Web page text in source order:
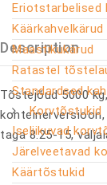
Eriotstarbelised
Käärkahvelkärud
Maastikukärud
Ratastel
Standardsed
Korvtõstukid
Iseliikuvad
Järelveetavad
Käärtõstukid
Description
Tõstejõud 5000
taga 8.25-15,